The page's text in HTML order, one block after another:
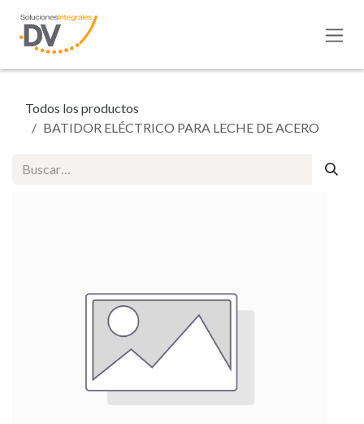
Todos los productos
BATIDOR ELÉCTRICO PARA LECHE DE ACERO